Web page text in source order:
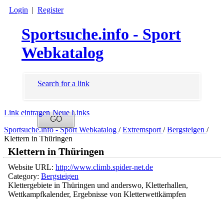
Login | Register
Sportsuche.info - Sport
Webkatalog
Search for a link
Link eintragen Neue Links
Sportsuche.info - Sport Webkatalog / Extremsport/ Bergsteigen /
Klettern in Thüringen
Klettern in Thüringen
Website URL: http://www.climb.spider-net.de
Category: Bergsteigen
Klettergebiete in Thüringen und anderswo, Kletterhallen,
Wettkampfkalender, Ergebnisse von Kletterwettkämpfen